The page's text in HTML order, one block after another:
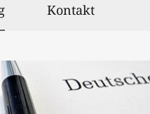
ausgewählt
Kontakt